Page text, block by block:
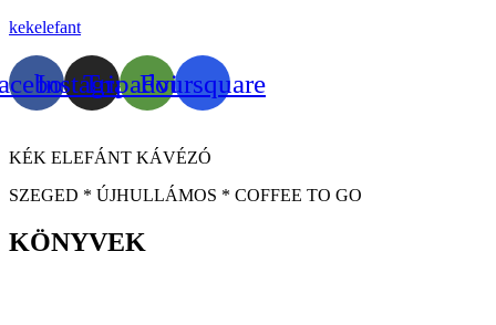
kekelefant
Instagram
Tripadvisor
Foursquare
KÉK ELEFÁNT KÁVÉZÓ
SZEGED * ÚJHULLÁMOS * COFFEE TO GO
KÖNYVEK